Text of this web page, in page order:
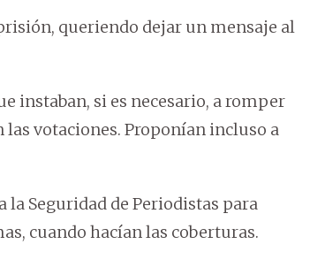
queriendo dejar un mensaje al
instaban, si es necesario, a romper
votaciones. Proponían incluso a
la Seguridad de Periodistas para
cuando hacían las coberturas.